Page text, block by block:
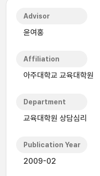
Advisor
윤여홍
Affiliation
아주대학교 교육대학원
Department
교육대학원 상담심리
Publication Year
2009-02